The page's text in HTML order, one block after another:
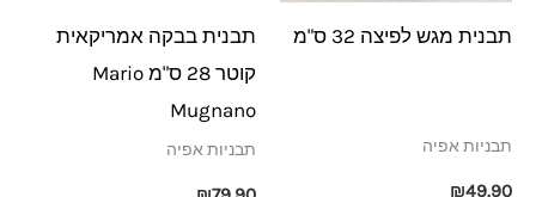
תבנית מגש לפיצה 32 ס"מ
תבניות אפיה
₪49.90
תבנית בבקה אמריקאית
קוטר 28 ס"מ Mario
Mugnano
תבניות אפיה